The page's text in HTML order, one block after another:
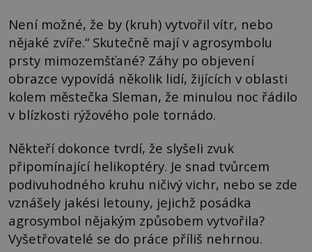
Není možné, že by (kruh) vytvořil vítr, nebo
nějaké zvíře.“ Skutečně mají v agrosymbolu
prsty mimozemšťané? Záhy po objevení
obrazce vypovídá několik lidí, žijících v oblasti
kolem městečka Sleman, že minulou noc řádilo
v blízkosti rýžového pole tornádo.
Někteří dokonce tvrdí, že slyšeli zvuk
připomínající helikoptéry. Je snad tvůrcem
podivuhodného kruhu ničivý vichr, nebo se zde
vznášely jakési letouny, jejichž posádka
agrosymbol nějakým způsobem vytvořila?
Vyšetřovatelé se do práce příliš nehrnou.